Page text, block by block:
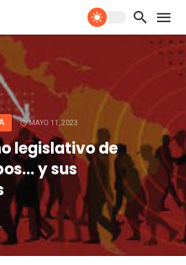
MAYO 11, 2023
legislativo de
y sus